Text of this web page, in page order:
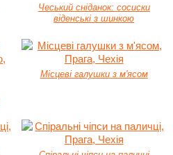
Чеський сніданок: сосиски
віденські з шинкою
Місцеві галушки з м'ясом